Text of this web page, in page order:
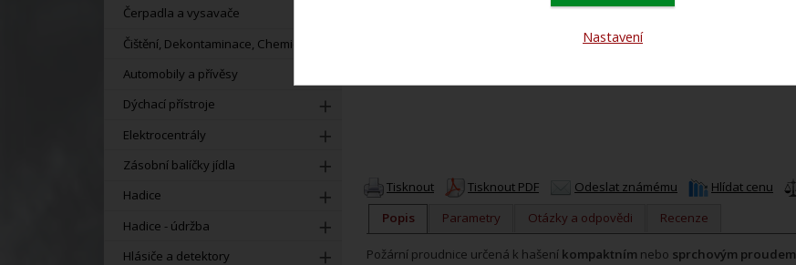
Čerpadla a vysavače
Čištění, Dekontaminace, Chemie
Automobily a přívěsy
Dýchací přístroje
Elektrocentrály
Zásobní balíčky jídla
Hadice
Hadice - údržba
Hlásiče a detektory
Tisknout Tisknout PDF Odeslat známému Hlídat cenu
Popis
Parametry Otázky a odpovědi Recenze
Požární proudnice určená k hašení kompaktním nebo sprchovým proudem
Nastavení